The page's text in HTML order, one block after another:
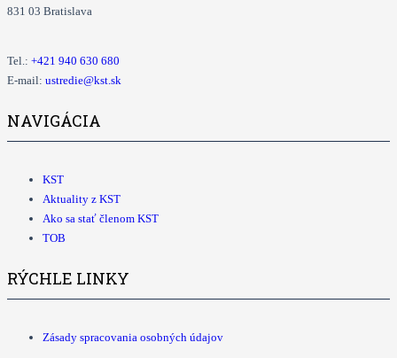
831 03 Bratislava
Tel.: +421 940 630 680
E-mail: ustredie@kst.sk
NAVIGÁCIA
KST
Aktuality z KST
Ako sa stať členom KST
TOB
RÝCHLE LINKY
Zásady spracovania osobných údajov